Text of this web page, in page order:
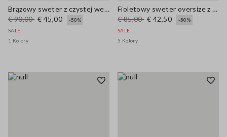
Brązowy sweter z czystej wełny z kolorowymi paskami
€ 90,00 € 45,00
-50%
SALE
1 Kolory
Fioletowy sweter oversize z czystej wełny
€ 85,00 € 42,50
-50%
SALE
5 Kolory